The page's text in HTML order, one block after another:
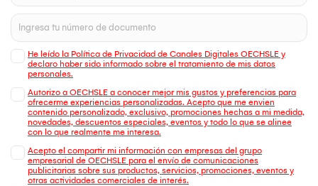
He leído la Política de Privacidad de Canales Digitales OECHSLE y
declaro haber sido informado sobre el tratamiento de mis datos
personales.
Autorizo a OECHSLE a conocer mejor mis gustos y preferencias para
ofrecerme experiencias personalizadas. Acepto que me envien
contenido personalizado, exclusivo, promociones hechas a mi medida,
novedades, descuentos especiales, eventos y todo lo que se alinee
con lo que realmente me interesa.
Acepto el compartir mi información con empresas del grupo
empresarial de OECHSLE para el envío de comunicaciones
publicitarias sobre sus productos, servicios, promociones, eventos y
otras actividades comerciales de interés.